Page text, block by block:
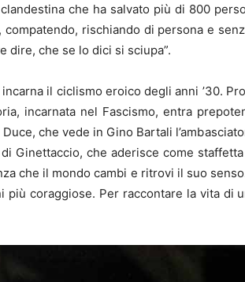
che ha salvato più di 800
rischiando di persona e
dire, che se lo dici si sciupa”.
il ciclismo eroico degli anni ’30.
incarnata nel Fascismo, entra
che vede in Gino Bartali
Ginettaccio, che aderisce come
che il mondo cambi e ritrovi il suo
coraggiose. Per raccontare la vita di